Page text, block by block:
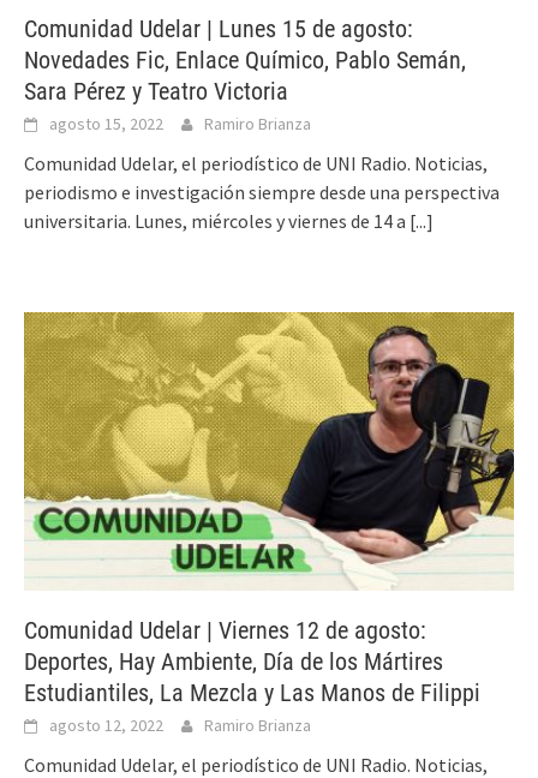
Comunidad Udelar | Lunes 15 de agosto:
Novedades Fic, Enlace Químico, Pablo Semán,
Sara Pérez y Teatro Victoria
agosto 15, 2022 Ramiro Brianza
Comunidad Udelar, el periodístico de UNI Radio. Noticias,
periodismo e investigación siempre desde una perspectiva
universitaria. Lunes, miércoles y viernes de 14 a [...]
Comunidad Udelar | Viernes 12 de agosto:
Deportes, Hay Ambiente, Día de los Mártires
Estudiantiles, La Mezcla y Las Manos de Filippi
agosto 12, 2022 Ramiro Brianza
Comunidad Udelar, el periodístico de UNI Radio. Noticias,